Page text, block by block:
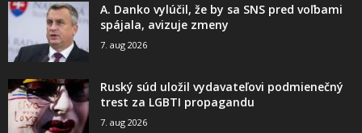
A. Danko vylúčil, že by sa SNS pred voľbami
spájala, avizuje zmeny
7. aug 2026
Ruský súd uložil vydavateľovi podmienečný
trest za LGBTI propagandu
7. aug 2026